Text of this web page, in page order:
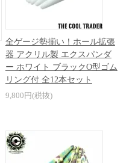
全ゲージ勢揃い！ホール拡張
器 アクリル製 エクスパンダ
ー ホワイト ブラックO型ゴム
リング付 全12本セット
9,800円(税抜)